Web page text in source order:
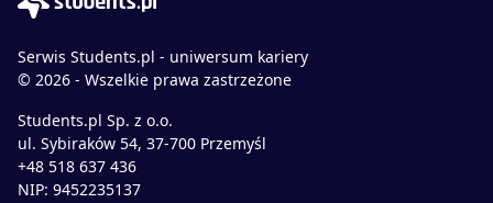
Serwis Students.pl - uniwersum kariery
© 2026 - Wszelkie prawa zastrzeżone
Students.pl Sp. z o.o.
ul. Sybiraków 54, 37-700 Przemyśl
+48 518 637 436
NIP: 9452235137